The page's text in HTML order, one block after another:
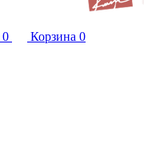
0 Корзина 0